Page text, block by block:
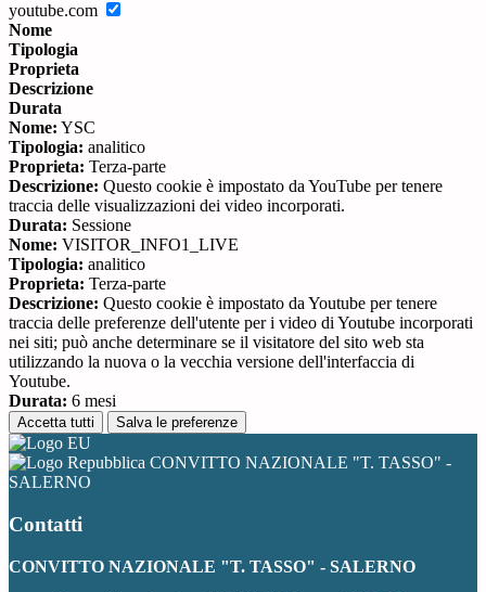
youtube.com
Nome
Tipologia
Proprieta
Descrizione
Durata
Nome: YSC
Tipologia: analitico
Proprieta: Terza-parte
Descrizione: Questo cookie è impostato da YouTube per tenere
traccia delle visualizzazioni dei video incorporati.
Durata: Sessione
Nome: VISITOR_INFO1_LIVE
Tipologia: analitico
Proprieta: Terza-parte
Descrizione: Questo cookie è impostato da Youtube per tenere
traccia delle preferenze dell'utente per i video di Youtube incorporati
nei siti; può anche determinare se il visitatore del sito web sta
utilizzando la nuova o la vecchia versione dell'interfaccia di
Youtube.
Durata: 6 mesi
Accetta tutti Salva le preferenze
CONVITTO NAZIONALE "T. TASSO" -
SALERNO
Contatti
CONVITTO NAZIONALE "T. TASSO" - SALERNO